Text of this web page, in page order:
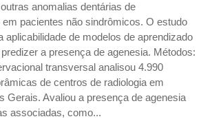
anomalias dentárias de
pacientes não sindrômicos. O estudo
aplicabilidade de modelos de aprendizado
a presença de agenesia. Métodos:
transversal analisou 4.990
de centros de radiologia em
Gerais. Avaliou a presença de agenesia
associadas, como...